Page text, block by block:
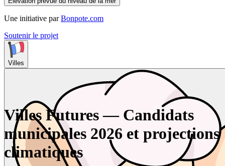
Une initiative par Bonpote.com
Soutenir le projet
Villes
Villes Futures — Candidats
municipales 2026 et projections
climatiques